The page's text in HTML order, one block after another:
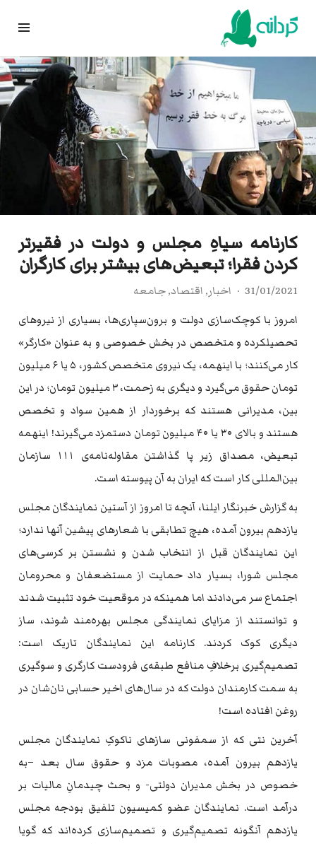
Skip
content
کارنامه سیاهِ مجلس و دولت‌ در فقیرتر
کردن فقرا؛ تبعیض‌های بیشتر برای کارگران
31/01/2021 اخبار, اقتصاد,جامعه
امروز با کوچک‌سازی دولت و برون‌سپاری‌ها، بسیاری از نیروهای
تحصیلکرده و متخصص در بخش خصوصی و به عنوان «کارگر»
کار می‌کنند؛ با اینهمه، یک نیروی متخصص کشور، ۵ یا ۶ میلیون
تومان حقوق می‌گیرد و دیگری به زحمت، ۳ میلیون تومان؛ در این
بین، مدیرانی هستند که برخوردار از همین سواد و تخصص
هستند و بالای ۳۰ یا ۴۰ میلیون تومان دستمزد می‌گیرند! اینهمه
تبعیض، مصداق زیر پا گذاشتن مقاوله‌نامه‌ی ۱۱۱ سازمان
بین‌المللی کار است که ایران به آن پیوسته است.
به گزارش خبرنگار ایلنا، آنچه تا امروز از آستین نمایندگان مجلس
یازدهم بیرون آمده، هیچ تطابقی با شعارهای پیشین آنها ندارد؛
این نمایندگان قبل از انتخاب شدن و نشستن بر کرسی‌های
مجلس شورا، بسیار داد حمایت از مستضعفان و محرومان
اجتماع سر می‌دادند اما همینکه در موقعیت خود تثبیت شدند
و توانستند از مزایای نمایندگی مجلس بهره‌مند شوند، ساز
دیگری کوک کردند. کارنامه این نمایندگان تاریک است:
تصمیم‌گیری برخلافِ منافع طبقه‌ی فرودست کارگری و سوگیری
به سمت کارمندان دولت که در سال‌های اخیر حسابی نان‌شان در
روغن افتاده است!
آخرین نتی که از سمفونی سازهای ناکوکِ نمایندگان مجلس
یازدهم بیرون آمده، مصوبات مزد و حقوق سال بعد –به
خصوص در بخش مدیران دولتی- و بحث چیدمانِ مالیات بر
درآمد است. نمایندگان عضو کمیسیون تلفیق بودجه مجلس
یازدهم آنگونه تصمیم‌گیری و تصمیم‌سازی کرده‌اند که گویا